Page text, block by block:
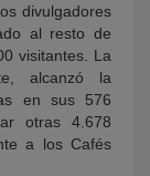
divulgadores
al resto de
visitantes. La
alcanzó la
en sus 576
otras 4.678
a los Cafés